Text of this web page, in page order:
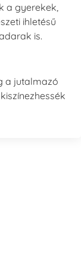
a gyerekek,
ihletésű
is.
a jutalmazó